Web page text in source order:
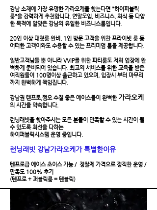
강남 소재에 가장 유명한 가라오케를 찾는다면 "하이퍼블릭
룸"을 강력하게 추천합니다. 연말모임, 비즈니스, 회식 등 다양
한 목적에 알맞은 강남의 유일한 비즈니스룸입니다.
20인 이상 대형룸 완비, 1인 방문 고객을 위한 프라이빗 룸 등
어떠한 고객이와도 수용할 수 있는 프리미엄 룸을 제공합니다.
일반고객님들 뿐 아니라 VVIP를 위한 파티룸도 저희 업장에 완
벽하게 준비되어 있습니다. 최고의 서비스를 위한 교육을 받은
여직원들이 100명이상 출근하고 있으며, 입장시 부터 마무리
까지 완벽하게 책임집니다.
강남권 텐프로,쩜오 수질 좋은 에이스들이 완벽한 가라오케
의 시간을 약속합니다.
런닝래빗을 찾아주시는 모든 분들이 만족할 수 있는 시간이 될
수 있도록 최선을 다하는
​하이퍼블릭시스템 운영 중입니다.
런닝래빗 강남가라오케가 특별한이유
텐프로급 에이스 초이스 가능 / 정찰제 가격으로 정직한 운영 /
만족도 100% 후기
(텐프로 + 퍼블릭룸 = 텐블릭)